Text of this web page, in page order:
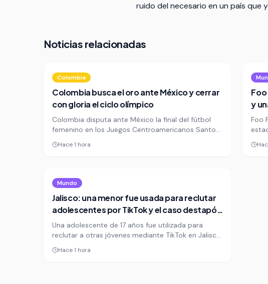
ruido del necesario en un país que
Noticias relacionadas
Colombia
Colombia busca el oro ante México y cerrar
con gloria el ciclo olímpico
Colombia disputa ante México la final del fútbol
femenino en los Juegos Centroamericanos Santo
Domingo 2026 con una meta clara: cerrar el ciclo
olímpico con oro. La Tricolor llega con la presión de
Hace 1 hora
Foo
y
Foo
Mundo
Jalisco: una menor fue usada para reclutar
adolescentes por TikTok y el caso destapó
una red criminal
Una adolescente de 17 años fue utilizada para
reclutar a otras jóvenes mediante TikTok en Jalisco,
en un caso que expone cómo el crimen organizado
está usando redes sociales para captar víctimas. El
Hace 1 hora